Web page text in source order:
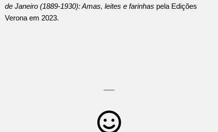
de Janeiro (1889-1930): Amas, leites e farinhas pela Edições
Verona em 2023.